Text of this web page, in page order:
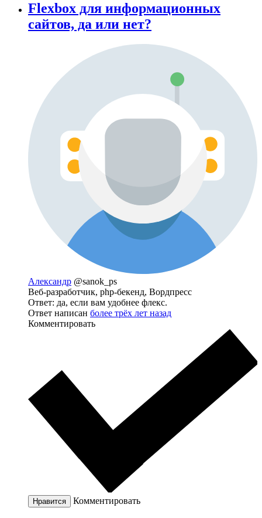
Flexbox для информационных
сайтов, да или нет?
Александр @sanok_ps
Веб-разработчик, php-бекенд, Вордпресс
Ответ: да, если вам удобнее флекс.
Ответ написан более трёх лет назад
Комментировать
Нравится Комментировать